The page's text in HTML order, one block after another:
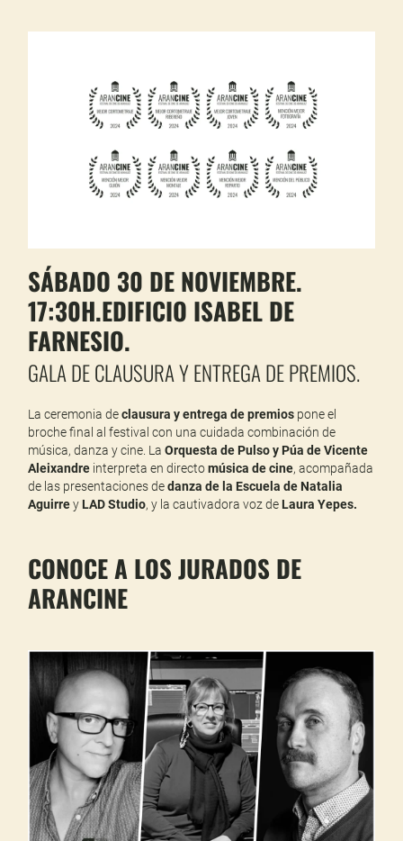
SÁBADO 30 DE NOVIEMBRE.
17:30H.EDIFICIO ISABEL DE
FARNESIO.
GALA DE CLAUSURA Y ENTREGA DE PREMIOS.
La ceremonia declausura y entrega de premios pone el
broche final al festival con una cuidada combinación de
música, danza y cine. LaOrquesta de Pulso y Púa de Vicente
Aleixandre interpreta en directomúsica de cine, acompañada
de las presentaciones dedanza de la Escuela de Natalia
AguirreyLAD Studio, y la cautivadora voz deLaura Yepes.
CONOCE A LOS JURADOS DE
ARANCINE